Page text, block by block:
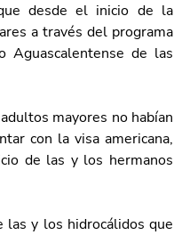
desde el inicio de la
a través del programa
Aguascalentense de las
mayores no habían
con la visa americana,
de las y los hermanos
las y los hidrocálidos que